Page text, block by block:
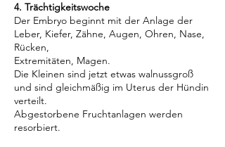
4. Trächtigkeitswoche
Der Embryo beginnt mit der Anlage der
Leber, Kiefer, Zähne, Augen, Ohren, Nase,
Rücken,
Extremitäten, Magen.
Die Kleinen sind jetzt etwas walnussgroß
und sind gleichmäßig im Uterus der Hündin
verteilt.
Abgestorbene Fruchtanlagen werden
resorbiert.